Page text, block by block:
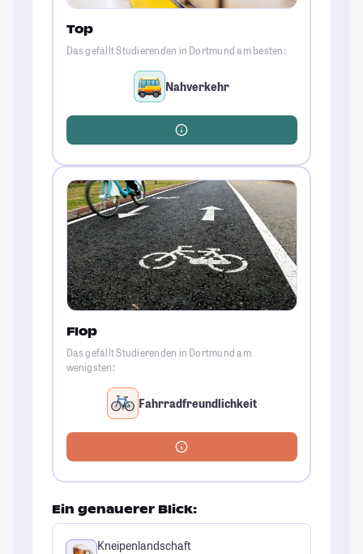
Top
Das gefällt Studierenden in Dortmund am besten:
Nahverkehr
Flop
Das gefällt Studierenden in Dortmund am
wenigsten:
Fahrradfreundlichkeit
Ein genauerer Blick:
Kneipenlandschaft